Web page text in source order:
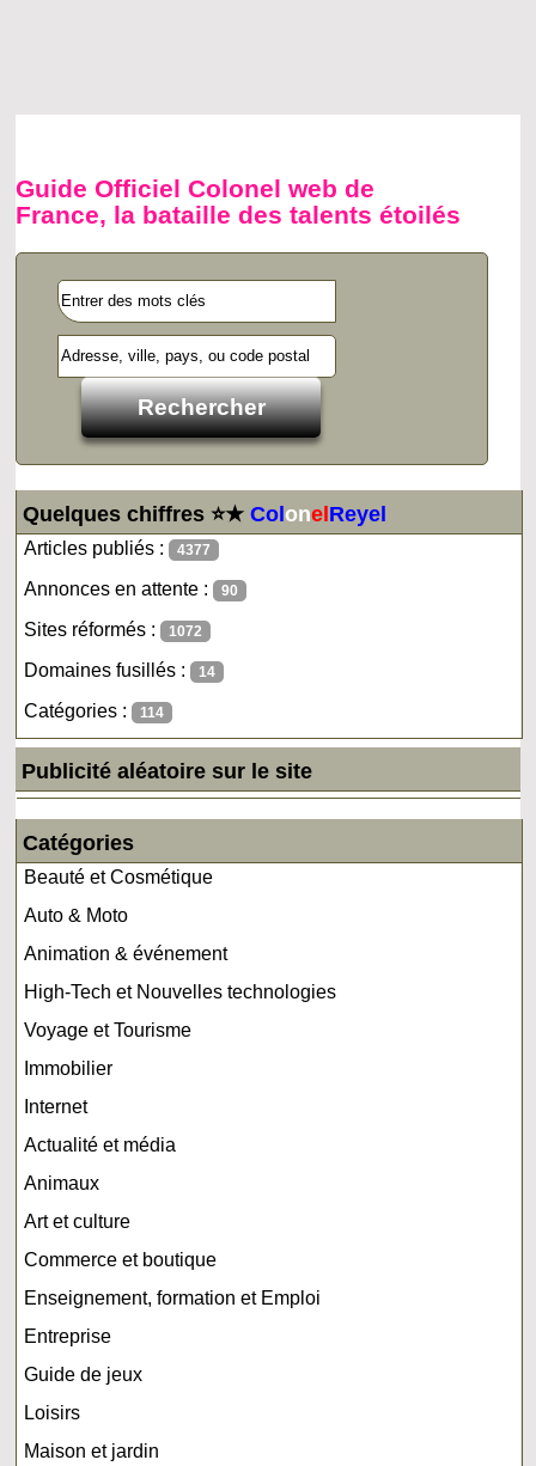
Guide Officiel Colonel web de
France, la bataille des talents étoilés
Quelques chiffres ⭐★ColonelReyel
Articles publiés : 4377
Annonces en attente : 90
Sites réformés : 1072
Domaines fusillés : 14
Catégories : 114
Publicité aléatoire sur le site
Catégories
Beauté et Cosmétique
Auto & Moto
Animation & événement
High-Tech et Nouvelles technologies
Voyage et Tourisme
Immobilier
Internet
Actualité et média
Animaux
Art et culture
Commerce et boutique
Enseignement, formation et Emploi
Entreprise
Guide de jeux
Loisirs
Maison et jardin